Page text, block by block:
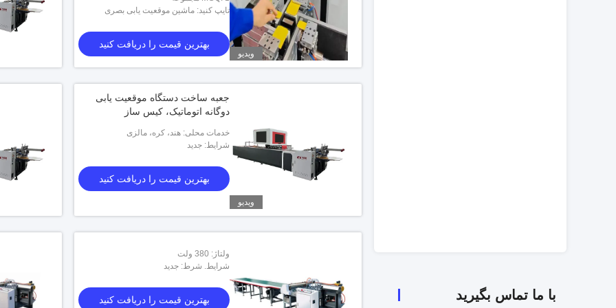
با ما تماس بگیرید
ویدیو
تایپ کنید: ماشین موقعیت یابی بصری
بهترین قیمت را دریافت کنید
ویدیو
جعبه ساخت دستگاه موقعیت یابی
دوگانه اتوماتیک، کیس ساز
خدمات محلی: هند، کره، مالزی
شرایط: جدید
بهترین قیمت را دریافت کنید
ولتاژ: 380 ولت
شرایط. شرط: جدید
بهترین قیمت را دریافت کنید